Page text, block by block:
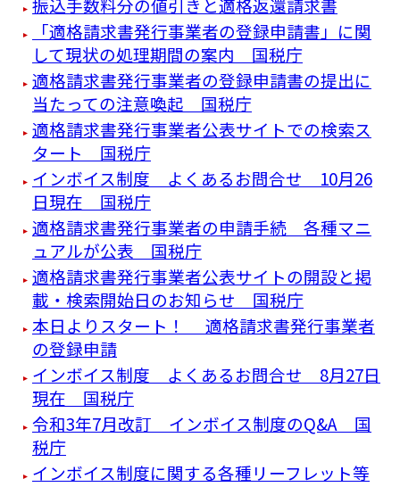
「適格請求書発行事業者の登録申請書」に関
して現状の処理期間の案内 国税庁
適格請求書発行事業者の登録申請書の提出に
当たっての注意喚起 国税庁
適格請求書発行事業者公表サイトでの検索ス
タート 国税庁
インボイス制度 よくあるお問合せ 10月26
日現在 国税庁
適格請求書発行事業者の申請手続 各種マニ
ュアルが公表 国税庁
適格請求書発行事業者公表サイトの開設と掲
載・検索開始日のお知らせ 国税庁
本日よりスタート！ 適格請求書発行事業者
の登録申請
インボイス制度 よくあるお問合せ 8月27日
現在 国税庁
令和3年7月改訂 インボイス制度のQ&A 国
税庁
インボイス制度に関する各種リーフレット等